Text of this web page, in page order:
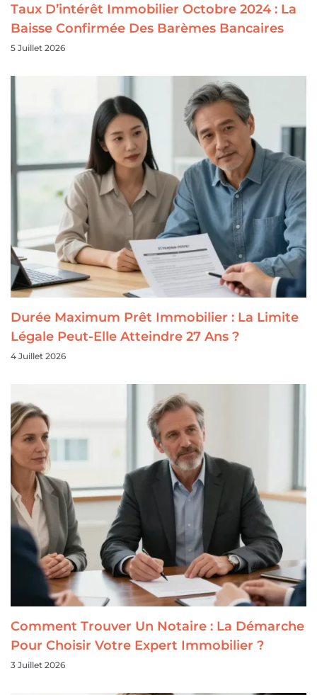
Taux D’intérêt Immobilier Octobre 2024 : La
Baisse Confirmée Des Barèmes Bancaires
5 Juillet 2026
Durée Maximum Prêt Immobilier : La Limite
Légale Peut-Elle Atteindre 27 Ans ?
4 Juillet 2026
Comment Trouver Un Notaire : La Démarche
Pour Choisir Votre Expert Immobilier ?
3 Juillet 2026